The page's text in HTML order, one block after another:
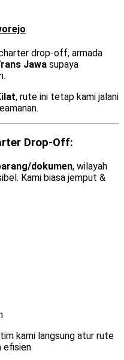
drop-off, armada
Jawa supaya
, rute ini tetap kami jalani
Drop-Off:
dokumen, wilayah
Kami biasa jemput &
kami langsung atur rute
efisien.